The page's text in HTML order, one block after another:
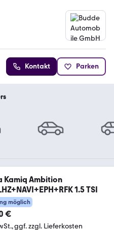
Kontakt Parken
Kamiq Ambition
1.5 TSI
möglich
€
ggf. zzgl. Lieferkosten